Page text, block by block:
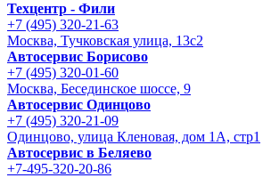
Техцентр - Фили
+7 (495) 320-21-63
Москва, Тучковская улица, 13с2
Автосервис Борисово
+7 (495) 320-01-60
Москва, Бесединское шоссе, 9
Автосервис Одинцово
+7 (495) 320-21-09
Одинцово, улица Кленовая, дом 1А, стр1
Автосервис в Беляево
+7-495-320-20-86